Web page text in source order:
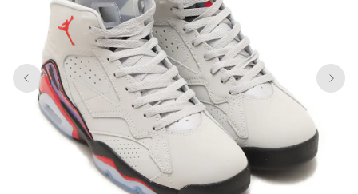
アクセサリー
その他
アディダス ピックアップ
サンダル
その他
すべてのシューズ
ライフスタイルランニング
ソックス
アンダーウェア
水着
トート / エコバッグ
クラッチ / セカンドバッグ
ウエストバッグ
その他
すべてのバッグ
グッズ / アクセサリー
その他
すべてのアクセサリー
すべてのその他
アクセサリー
その他
アディダス ピックアップ
サンダル / パンプス
その他
すべてのシューズ
ライフスタイルランニング
ワンピース
スカート
ソックス
アンダーウェア
トート / エコバッグ
クラッチ / セカンドバッグ
ウエストバッグ
その他
すべてのバッグ
グッズ / アクセサリー
その他
すべてのアクセサリー
すべてのその他